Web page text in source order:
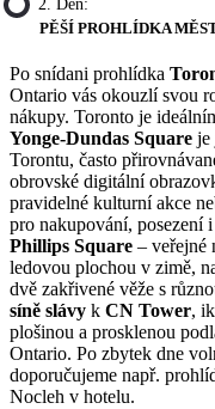
2. Den:
PĚŠÍ PROHLÍDKA
Po snídani prohlídka
Ontario vás okouzlí svou
nákupy. Toronto je
Yonge-Dundas Square je
Torontu, často
obrovské digitální
pravidelné kulturní akce
pro nakupování, posezení
Phillips Square – veřejné
ledovou plochou v zimě,
dvě zakřivené věže s
síně slávy k CN Tower,
plošinou a prosklenou
Ontario. Po zbytek dne
doporučujeme např.
Nocleh v hotelu.